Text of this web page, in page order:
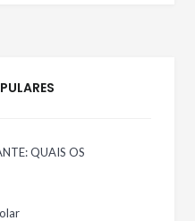
QUAIS OS